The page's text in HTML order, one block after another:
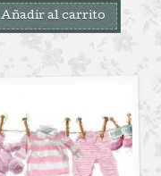
Añadir al carrito